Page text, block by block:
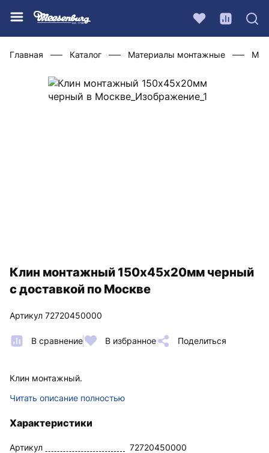
Главная Каталог Материалы монтажные
Клин монтажный 150х45х20мм черный
с доставкой по Москве
Артикул 72720450000
В сравнение В избранное Поделиться
Клин монтажный.
Читать описание полностью
Характеристики
Артикул
72720450000